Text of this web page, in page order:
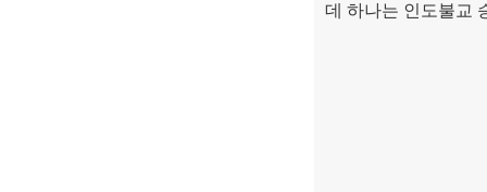
데 하나는 인도불교